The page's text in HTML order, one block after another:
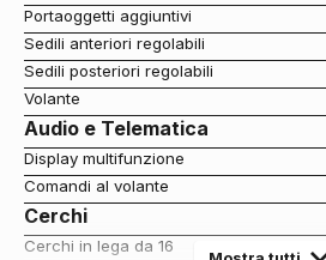
Portaoggetti aggiuntivi
Sedili anteriori regolabili
Sedili posteriori regolabili
Volante
Audio e Telematica
Display multifunzione
Comandi al volante
Cerchi
Cerchi in lega da 16